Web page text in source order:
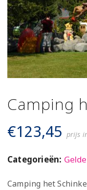
Camping
€123,45 prijs
Categorieën:
Camping het